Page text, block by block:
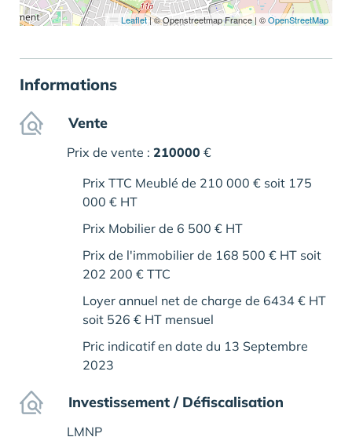
Leaflet|© Openstreetmap France | ©OpenStreetMap
Informations
Vente
Prix de vente : 210000 €
Prix TTC Meublé de 210 000 € soit 175
000 € HT
Prix Mobilier de 6 500 € HT
Prix de l'immobilier de 168 500 € HT soit
202 200 € TTC
Loyer annuel net de charge de 6434 € HT
soit 526 € HT mensuel
Pric indicatif en date du 13 Septembre
2023
Investissement / Défiscalisation
LMNP